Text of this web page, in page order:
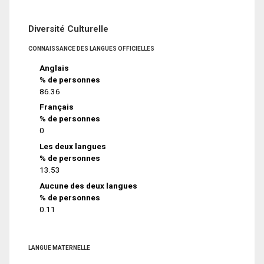
Diversité Culturelle
CONNAISSANCE DES LANGUES OFFICIELLES
Anglais
% de personnes
86.36
Français
% de personnes
0
Les deux langues
% de personnes
13.53
Aucune des deux langues
% de personnes
0.11
LANGUE MATERNELLE